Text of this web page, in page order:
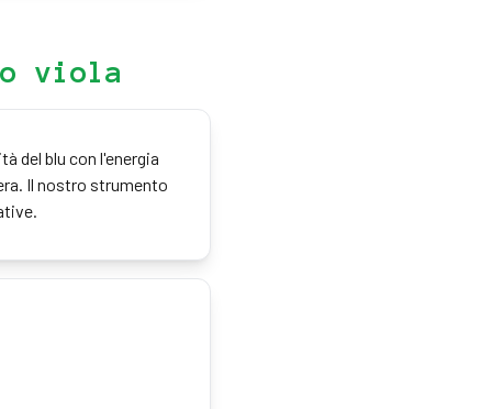
viola
del blu con l'energia
Il nostro strumento